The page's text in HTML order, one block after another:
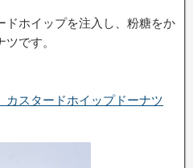
ドホイップを注入し、粉糖をか
です。
カスタードホイップドーナツ